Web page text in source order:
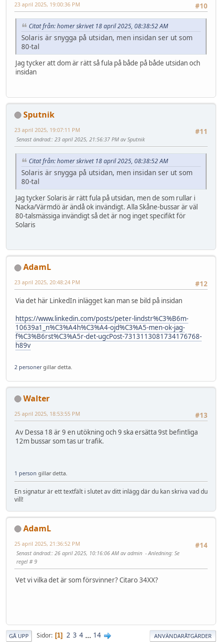
#10
23 april 2025, 19:00:36 PM
Citat från: homer skrivet 18 april 2025, 08:38:52 AM
Solaris är snygga på utsidan, men insidan ser ut som
80-tal
Jag tycker att dom är rätt så fula på både på både utsidan och
insidan
Sputnik
#11
23 april 2025, 19:07:11 PM
Senast ändrad:: 23 april 2025, 21:56:37 PM av Sputnik
Citat från: homer skrivet 18 april 2025, 08:38:52 AM
Solaris är snygga på utsidan, men insidan ser ut som
80-tal
Jag tycker Solaris är rätt fula på utsidan, men de som rullar i
Nacka/Värmdö är ändå ok invändigt. Alla Skåne-bussar är väl
80-talsmässiga invändigt så det är nog inget specifikt för
Solaris
AdamL
#12
23 april 2025, 20:48:24 PM
Via det här LinkedIn inlägget kan man se bild på insidan
https://www.linkedin.com/posts/peter-lindstr%C3%B6m-
10639a1_n%C3%A4h%C3%A4-ojd%C3%A5-men-ok-jag-
f%C3%B6rst%C3%A5r-det-ugcPost-7313113081734176768-
h89v
2 personergillar detta.
Walter
#13
25 april 2025, 18:53:55 PM
Av Dessa 18 är 9 en utökning och 9 ska ersätta 9st befintliga
12m bussar som tas ur trafik.
1 person gillar detta.
En signatur är ett textfält i slutet av ditt inlägg där du kan skriva vad du
vill!
AdamL
#14
25 april 2025, 21:36:52 PM
Senast ändrad:: 26 april 2025, 10:16:06 AM av admin Anledning: Se
regel # 9
Vet vi vilka det är som försvinner? Citaro 34XX?
GÅ UPP Sidor 1 2 3 4 ... 14 ANVÄNDARÅTGÄRDER